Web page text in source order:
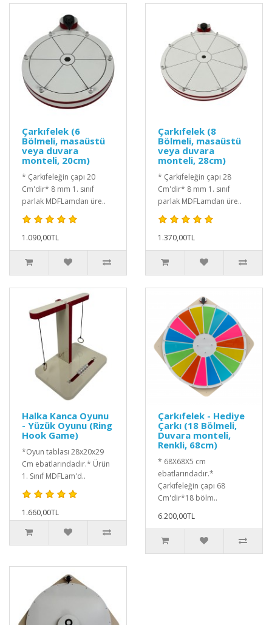
Çarkıfelek (6
Bölmeli, masaüstü
veya duvara
monteli, 20cm)
* Çarkıfeleğin çapı 20
Cm'dir* 8 mm 1. sınıf
parlak MDFLamdan üre..
1.090,00TL
Çarkıfelek (8
Bölmeli, masaüstü
veya duvara
monteli, 28cm)
* Çarkıfeleğin çapı 28
Cm'dir* 8 mm 1. sınıf
parlak MDFLamdan üre..
1.370,00TL
Halka Kanca Oyunu
- Yüzük Oyunu (Ring
Hook Game)
*Oyun tablası 28x20x29
Cm ebatlarındadır.* Ürün
1. Sınıf MDFLam'd..
1.660,00TL
Çarkıfelek - Hediye
Çarkı (18 Bölmeli,
Duvara monteli,
Renkli, 68cm)
* 68X68X5 cm
ebatlarındadır.*
Çarkıfeleğin çapı 68
Cm'dir*18 bölm..
6.200,00TL